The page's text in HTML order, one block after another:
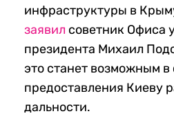
инфраструктуры в
заявил советник Офиса
президента Михаил
это станет возможным в
предоставления Киеву
дальности.